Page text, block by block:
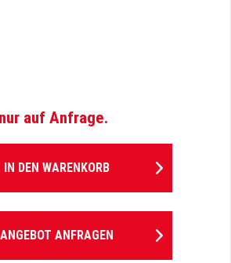
auf Anfrage.
IN DEN WARENKORB
ANGEBOT ANFRAGEN